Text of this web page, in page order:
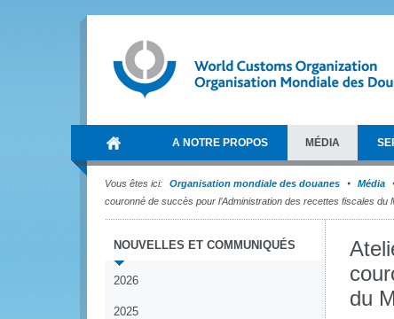
A NOTRE PROPOS MÉDIA
Vous êtes ici: Organisation mondiale des douanes Média
couronné de succès pour l’Administration des recettes fiscales du
NOUVELLES ET COMMUNIQUÉS
2026
2025
du